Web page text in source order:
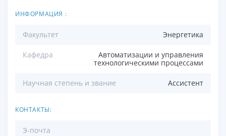
ИНФОРМАЦИЯ :
Факультет Энергетикa
Кафедра
Автоматизации и управления
технологическими процессами
Научная степень и звание Ассистент
КОНТАКТЫ:
Э-почта